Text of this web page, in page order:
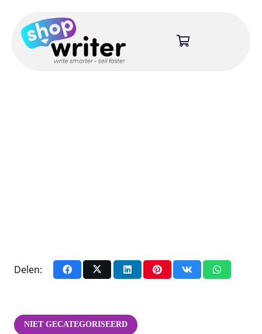
Delen:
NIET GECATEGORISEERD